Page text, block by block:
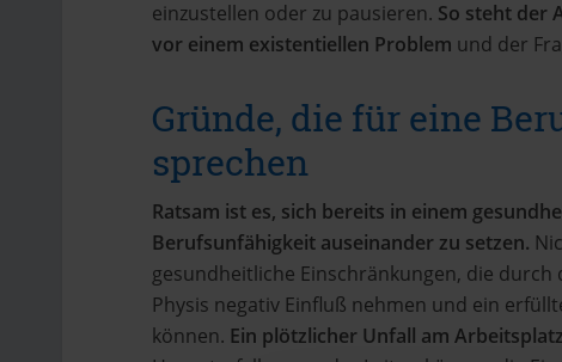
einzustellen oder zu pausieren. So steht der
vor einem existentiellen Problem und der
Gründe, die für eine
sprechen
Ratsam ist es, sich bereits in einem
Berufsunfähigkeit auseinander zu setzen.
gesundheitliche Einschränkungen, die
Physis negativ Einfluß nehmen und ein
können. Ein plötzlicher Unfall am